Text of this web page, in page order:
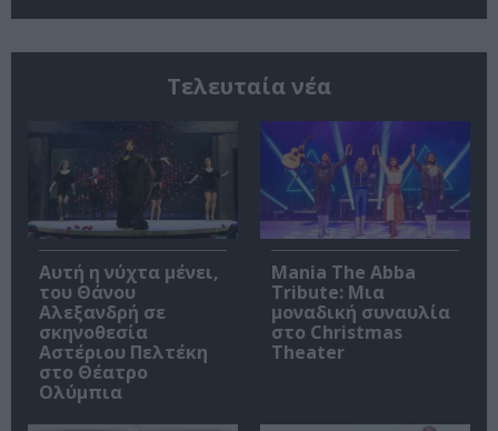
Τελευταία νέα
Αυτή η νύχτα μένει,
του Θάνου
Αλεξανδρή σε
σκηνοθεσία
Αστέριου Πελτέκη
στο Θέατρο
Ολύμπια
Mania The Abba
Tribute: Μια
μοναδική συναυλία
στο Christmas
Theater